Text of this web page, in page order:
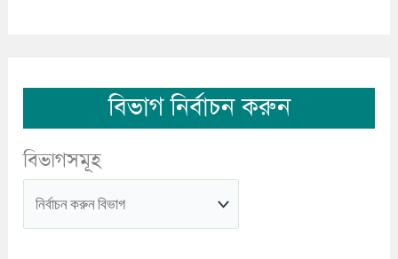
বিভাগ নির্বাচন করুন
বিভাগসমূহ